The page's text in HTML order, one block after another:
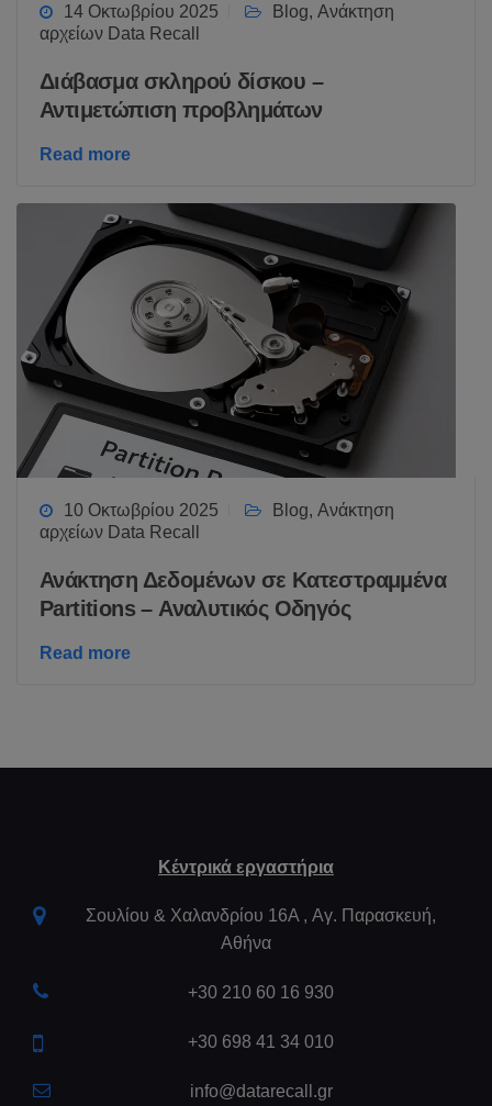
14 Οκτωβρίου 2025 Blog, Ανάκτηση
αρχείων Data Recall
Διάβασμα σκληρού δίσκου –
Αντιμετώπιση προβλημάτων
Read more
10 Οκτωβρίου 2025 Blog, Ανάκτηση
αρχείων Data Recall
Ανάκτηση Δεδομένων σε Κατεστραμμένα
Partitions – Αναλυτικός Οδηγός
Read more
Κέντρικά εργαστήρια
Σουλίου & Χαλανδρίου 16Α , Aγ. Παρασκευή,
Αθήνα
+30 210 60 16 930
+30 698 41 34 010
info@datarecall.gr